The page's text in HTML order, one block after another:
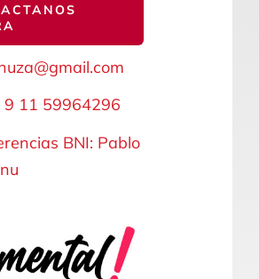
9 11 59964296
BNI: Pablo